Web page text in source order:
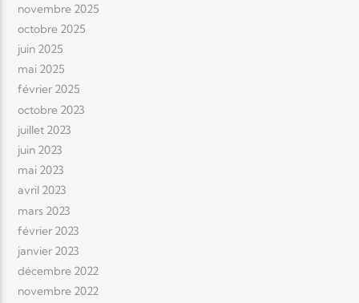
novembre 2025
octobre 2025
juin 2025
mai 2025
février 2025
octobre 2023
juillet 2023
juin 2023
mai 2023
avril 2023
mars 2023
février 2023
janvier 2023
décembre 2022
novembre 2022